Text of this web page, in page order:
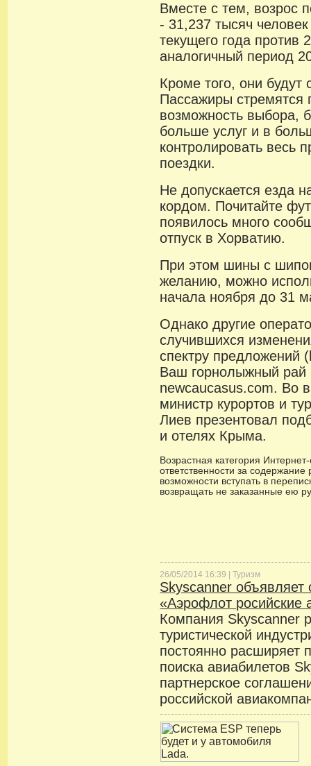
Вместе с тем, возрос
- 31,237 тысяч
текущего года против
аналогичный период
Кроме того, они
Пассажиры стремятся
возможность выбора,
больше услуг и в
контролировать весь
поездки.
Не допускается езда
кордом. Почитайте
появилось много
отпуск в Хорватию.
При этом шины с
желанию, можно
начала ноября до 31
Однако другие
случившихся
спектру предложений
Ваш горнолыжный рай
newcaucasus.com. Во
министр курортов и
Лиев презентовал
и отелях Крыма.
Возрастная категория
ответственности за
возможности вступать в
возвращать не заказанные ею
26/05/2014 16:39 |Туризм
Skyscanner объявляет
«Аэрофлот росийские
Компания Skyscanner
туристической
постоянно расширяет
поиска авиабилетов
партнерское
российской